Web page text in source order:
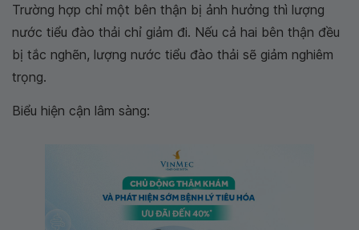
Trường hợp chỉ một bên thận bị ảnh hưởng thì lượng
nước tiểu đào thải chỉ giảm đi. Nếu cả hai bên thận đều
bị tắc nghẽn, lượng nước tiểu đào thải sẽ giảm nghiêm
trọng.
Biểu hiện cận lâm sàng: